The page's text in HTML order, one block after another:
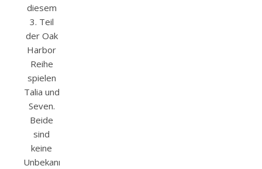
diesem
3. Teil
der Oak
Harbor
Reihe
spielen
Talia und
Seven.
Beide
sind
keine
Unbekannten,